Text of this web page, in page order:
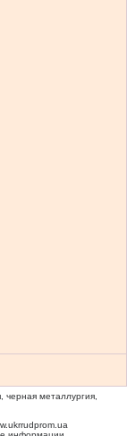
черная металлургия,